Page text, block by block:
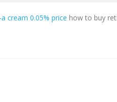
cream 0.05% price how to buy